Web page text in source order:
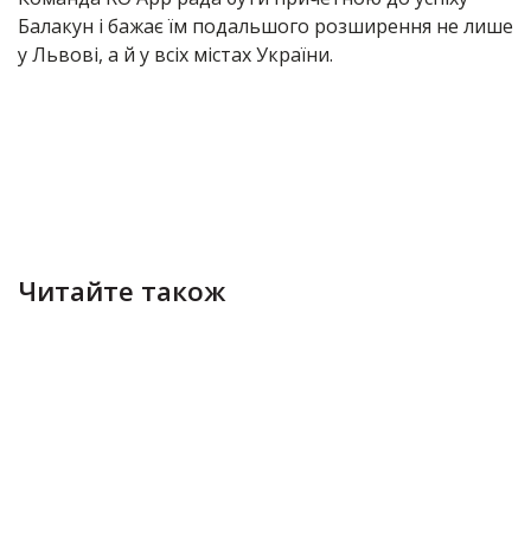
Балакун і бажає їм подальшого розширення не лише
у Львові, а й у всіх містах України.
Читайте також